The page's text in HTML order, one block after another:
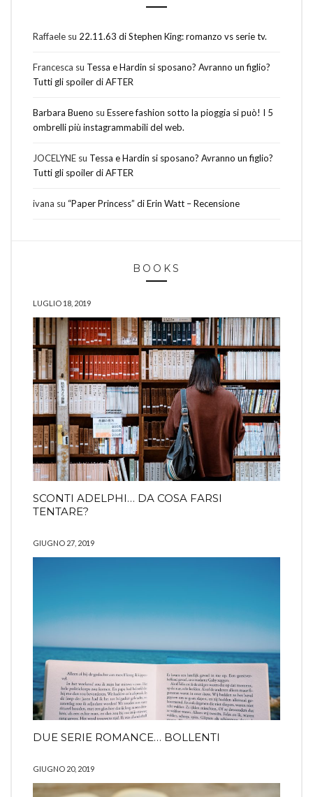
Raffaele su 22.11.63 di Stephen King: romanzo vs serie tv.
Francesca su Tessa e Hardin si sposano? Avranno un figlio?
Tutti gli spoiler di AFTER
Barbara Bueno su Essere fashion sotto la pioggia si può! I 5
ombrelli più instagrammabili del web.
JOCELYNE su Tessa e Hardin si sposano? Avranno un figlio?
Tutti gli spoiler di AFTER
ivana su “Paper Princess” di Erin Watt – Recensione
BOOKS
LUGLIO 18, 2019
SCONTI ADELPHI… DA COSA FARSI
TENTARE?
GIUGNO 27, 2019
DUE SERIE ROMANCE… BOLLENTI
GIUGNO 20, 2019